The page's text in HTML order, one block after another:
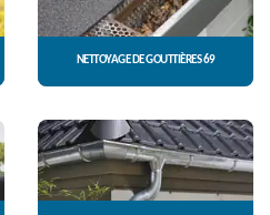
NETTOYAGE DE GOUTTIÈRES 69